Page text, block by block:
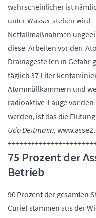
wahrscheinlicher ist
unter Wasser stehen wird
Notfallmaßnahmen
diese Arbeiten vor den
Drainagestellen in Gefahr
täglich 37 Liter
Atommüllkammern und
radioaktive Lauge vor
werden, ist das die
Udo Dettmann,
75 Prozent der
Betrieb
90 Prozent der gesamten
Curie) stammen aus der